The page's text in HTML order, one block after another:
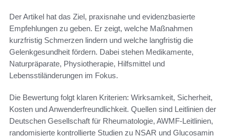
Der Artikel hat das Ziel, praxisnahe und evidenzbasierte
Empfehlungen zu geben. Er zeigt, welche Maßnahmen
kurzfristig Schmerzen lindern und welche langfristig die
Gelenkgesundheit fördern. Dabei stehen Medikamente,
Naturpräparate, Physiotherapie, Hilfsmittel und
Lebensstiländerungen im Fokus.
Die Bewertung folgt klaren Kriterien: Wirksamkeit, Sicherheit,
Kosten und Anwenderfreundlichkeit. Quellen sind Leitlinien der
Deutschen Gesellschaft für Rheumatologie, AWMF-Leitlinien,
randomisierte kontrollierte Studien zu NSAR und Glucosamin